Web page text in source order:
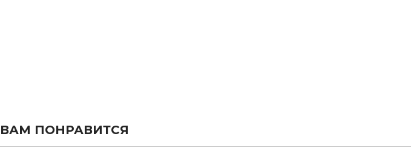
ВАМ ПОНРАВИТСЯ